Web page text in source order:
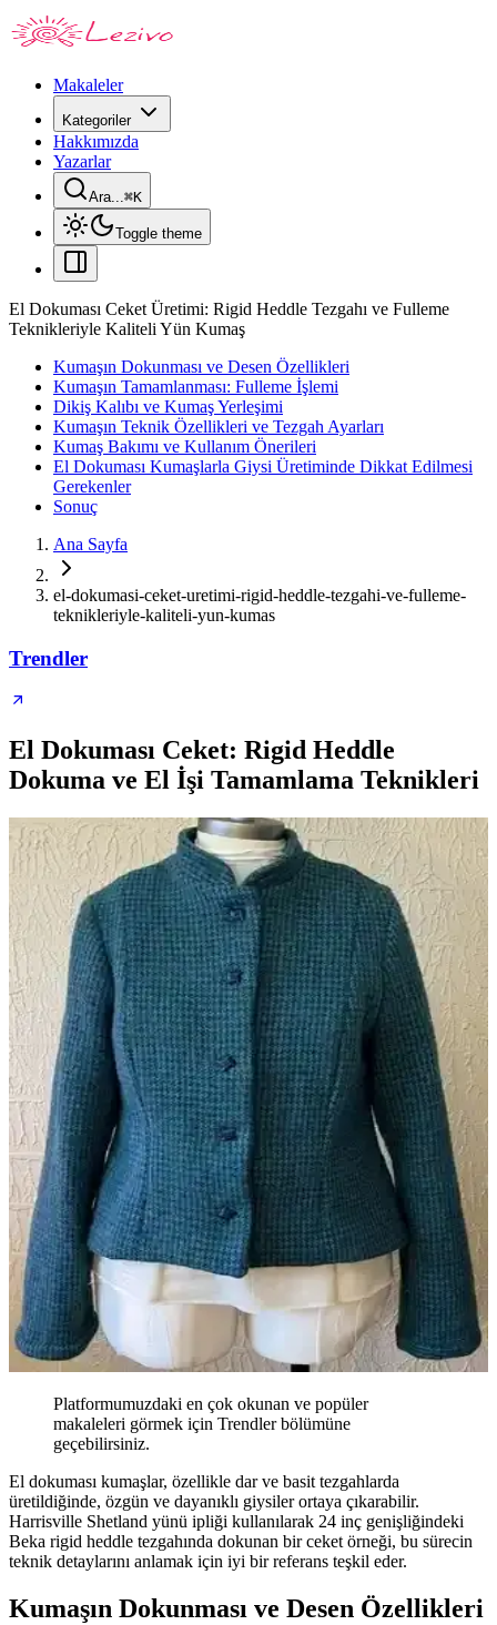
Makaleler
Kategoriler
Hakkımızda
Yazarlar
Ara...⌘K
Toggle theme
El Dokuması Ceket Üretimi: Rigid Heddle Tezgahı ve Fulleme
Teknikleriyle Kaliteli Yün Kumaş
Kumaşın Dokunması ve Desen Özellikleri
Kumaşın Tamamlanması: Fulleme İşlemi
Dikiş Kalıbı ve Kumaş Yerleşimi
Kumaşın Teknik Özellikleri ve Tezgah Ayarları
Kumaş Bakımı ve Kullanım Önerileri
El Dokuması Kumaşlarla Giysi Üretiminde Dikkat Edilmesi
Gerekenler
Sonuç
Ana Sayfa
el-dokumasi-ceket-uretimi-rigid-heddle-tezgahi-ve-fulleme-
teknikleriyle-kaliteli-yun-kumas
Trendler
El Dokuması Ceket: Rigid Heddle
Dokuma ve El İşi Tamamlama Teknikleri
Platformumuzdaki en çok okunan ve popüler
makaleleri görmek için Trendler bölümüne
geçebilirsiniz.
El dokuması kumaşlar, özellikle dar ve basit tezgahlarda
üretildiğinde, özgün ve dayanıklı giysiler ortaya çıkarabilir.
Harrisville Shetland yünü ipliği kullanılarak 24 inç genişliğindeki
Beka rigid heddle tezgahında dokunan bir ceket örneği, bu sürecin
teknik detaylarını anlamak için iyi bir referans teşkil eder.
Kumaşın Dokunması ve Desen Özellikleri